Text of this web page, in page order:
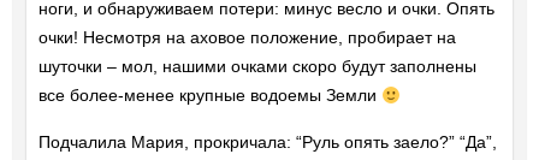
ноги, и обнаруживаем потери: минус весло и очки. Опять
очки! Несмотря на аховое положение, пробирает на
шуточки – мол, нашими очками скоро будут заполнены
все более-менее крупные водоемы Земли
Подчалила Мария, прокричала: “Руль опять заело?” “Да”,